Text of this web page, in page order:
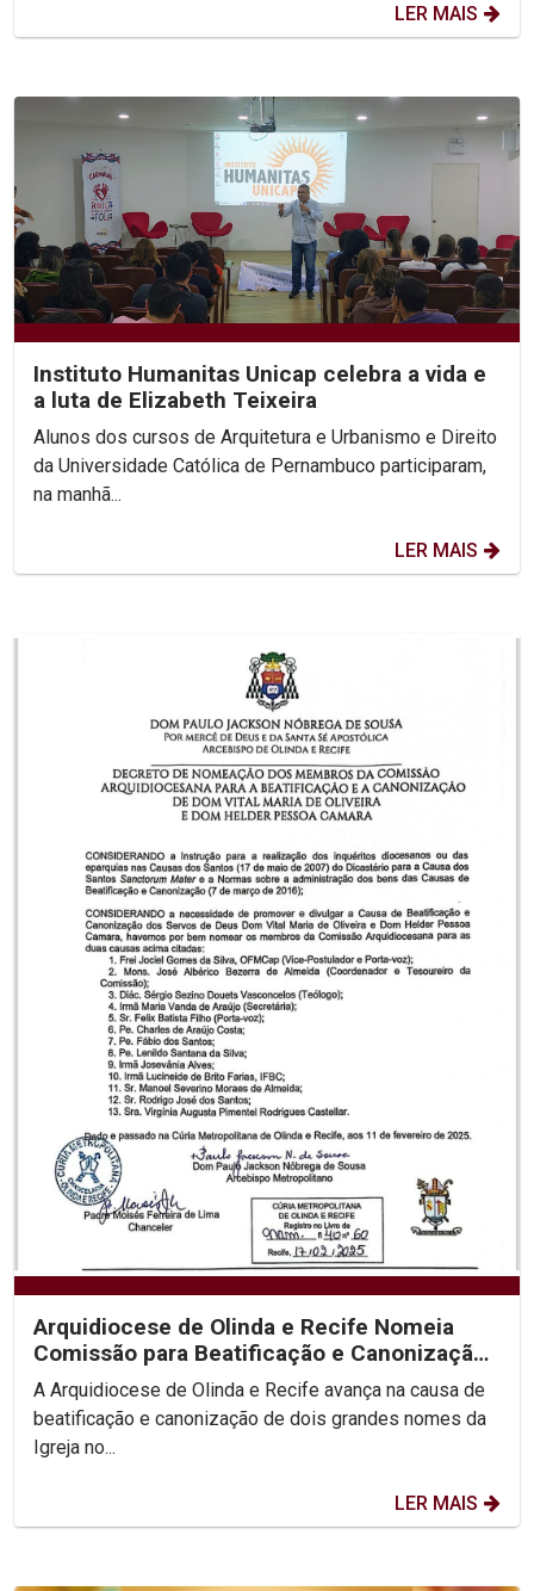
LER MAIS
Instituto Humanitas Unicap celebra a vida e
a luta de Elizabeth Teixeira
Alunos dos cursos de Arquitetura e Urbanismo e Direito
da Universidade Católica de Pernambuco participaram,
na manhã...
LER MAIS
Arquidiocese de Olinda e Recife Nomeia
Comissão para Beatificação e Canonização
de Dom Vital e...
A Arquidiocese de Olinda e Recife avança na causa de
beatificação e canonização de dois grandes nomes da
Igreja no...
LER MAIS